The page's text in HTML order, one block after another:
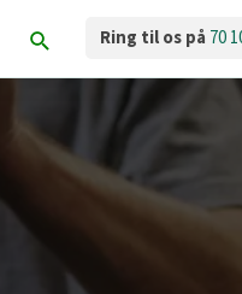
Ring til os på 70